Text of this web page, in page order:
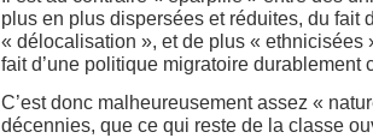
plus en plus dispersées et réduites, du fait
« délocalisation », et de plus « ethnicisées
fait d’une politique migratoire durablement
C’est donc malheureusement assez «
décennies, que ce qui reste de la classe